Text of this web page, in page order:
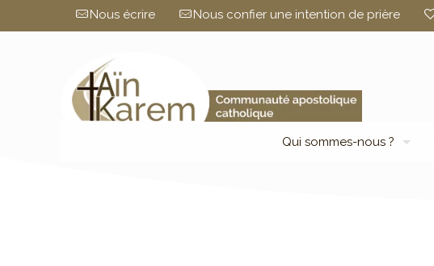
Nous écrire Nous confier une intention de prière
Qui sommes-nous ?